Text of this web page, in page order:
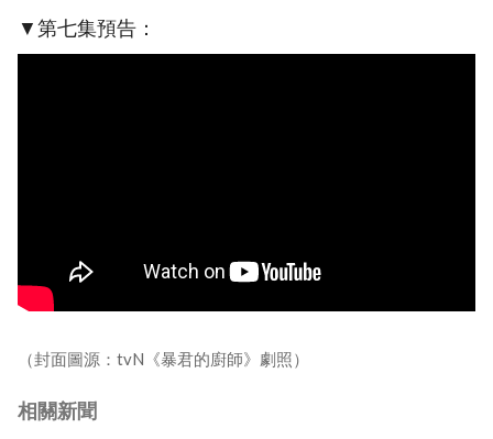
▼第七集預告：
（封面圖源：tvN《暴君的廚師》劇照）
相關新聞